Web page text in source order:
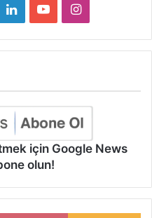
LinkedInYouTubeInstagram
için Google News
olun!